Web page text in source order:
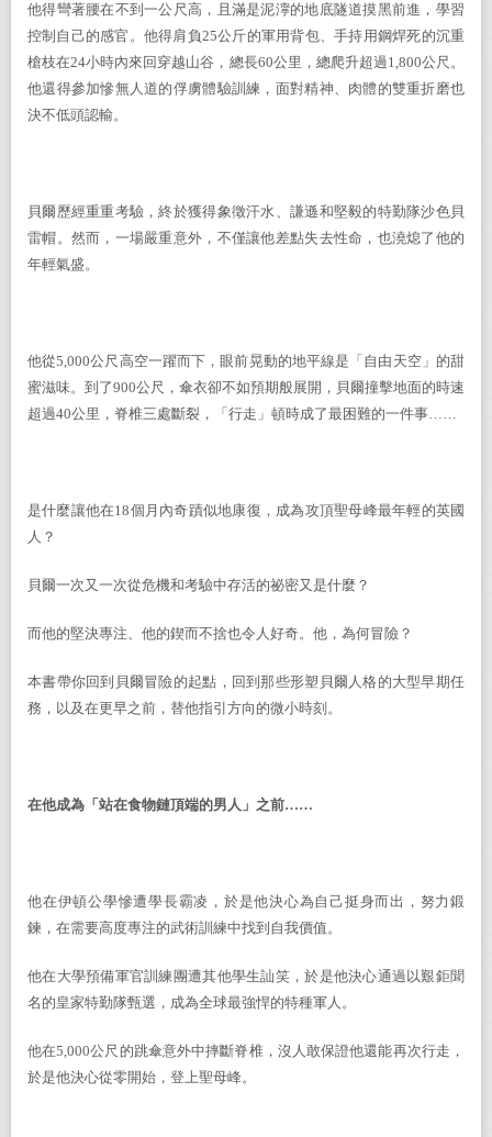
他得彎著腰在不到一公尺高，且滿是泥濘的地底隧道摸黑前進，學習
控制自己的感官。他得肩負25公斤的軍用背包、手持用鋼焊死的沉重
槍枝在24小時內來回穿越山谷，總長60公里，總爬升超過1,800公尺。
他還得參加慘無人道的俘虜體驗訓練，面對精神、肉體的雙重折磨也
決不低頭認輸。
貝爾歷經重重考驗，終於獲得象徵汗水、謙遜和堅毅的特勤隊沙色貝
雷帽。然而，一場嚴重意外，不僅讓他差點失去性命，也澆熄了他的
年輕氣盛。
他從5,000公尺高空一躍而下，眼前晃動的地平線是「自由天空」的甜
蜜滋味。到了900公尺，傘衣卻不如預期般展開，貝爾撞擊地面的時速
超過40公里，脊椎三處斷裂，「行走」頓時成了最困難的一件事……
是什麼讓他在18個月內奇蹟似地康復，成為攻頂聖母峰最年輕的英國
人？
貝爾一次又一次從危機和考驗中存活的祕密又是什麼？
而他的堅決專注、他的鍥而不捨也令人好奇。他，為何冒險？
本書帶你回到貝爾冒險的起點，回到那些形塑貝爾人格的大型早期任
務，以及在更早之前，替他指引方向的微小時刻。
在他成為「站在食物鏈頂端的男人」之前……
他在伊頓公學慘遭學長霸凌，於是他決心為自己挺身而出，努力鍛
鍊，在需要高度專注的武術訓練中找到自我價值。
他在大學預備軍官訓練團遭其他學生訕笑，於是他決心通過以艱鉅聞
名的皇家特勤隊甄選，成為全球最強悍的特種軍人。
他在5,000公尺的跳傘意外中摔斷脊椎，沒人敢保證他還能再次行走，
於是他決心從零開始，登上聖母峰。